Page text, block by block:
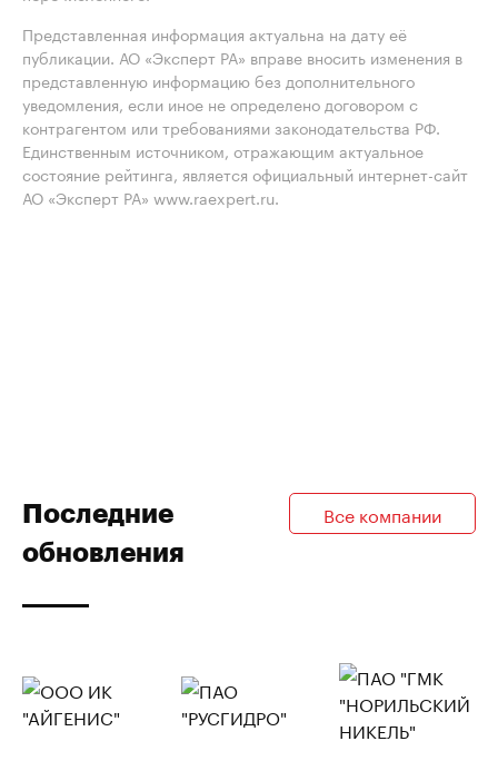
Представленная информация актуальна на дату её
публикации. АО «Эксперт РА» вправе вносить изменения в
представленную информацию без дополнительного
уведомления, если иное не определено договором с
контрагентом или требованиями законодательства РФ.
Единственным источником, отражающим актуальное
состояние рейтинга, является официальный интернет-сайт
АО «Эксперт РА» www.raexpert.ru.
Последние
обновления
Все компании